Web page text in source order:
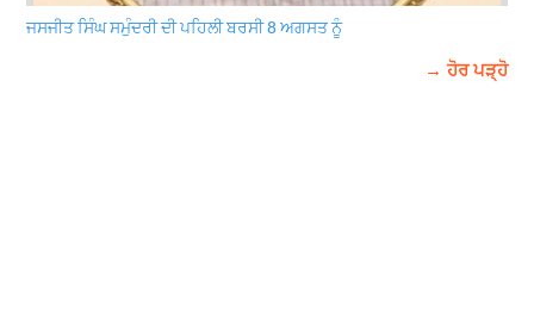
ਜਸਜੀਤ ਸਿੰਘ ਸਮੁੰਦਰੀ ਦੀ ਪਹਿਲੀ ਬਰਸੀ 8 ਅਗਸਤ ਨੂੰ
→ ਹੋਰ ਪੜ੍ਹੋ